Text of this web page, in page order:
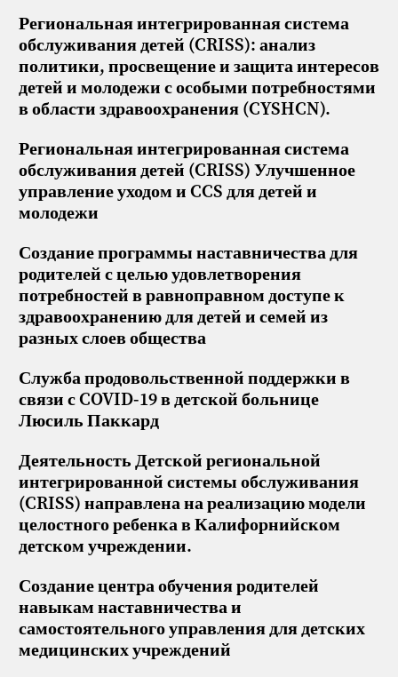
Региональная интегрированная система
обслуживания детей (CRISS): анализ
политики, просвещение и защита интересов
детей и молодежи с особыми потребностями
в области здравоохранения (CYSHCN).
Региональная интегрированная система
обслуживания детей (CRISS) Улучшенное
управление уходом и CCS для детей и
молодежи
Создание программы наставничества для
родителей с целью удовлетворения
потребностей в равноправном доступе к
здравоохранению для детей и семей из
разных слоев общества
Служба продовольственной поддержки в
связи с COVID-19 в детской больнице
Люсиль Паккард
Деятельность Детской региональной
интегрированной системы обслуживания
(CRISS) направлена на реализацию модели
целостного ребенка в Калифорнийском
детском учреждении.
Создание центра обучения родителей
навыкам наставничества и
самостоятельного управления для детских
медицинских учреждений